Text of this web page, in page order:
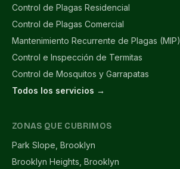
Control de Plagas Residencial
Control de Plagas Comercial
Mantenimiento Recurrente de Plagas (MIP)
Control e Inspección de Termitas
Control de Mosquitos y Garrapatas
Todos los servicios →
ZONAS QUE CUBRIMOS
Park Slope, Brooklyn
Brooklyn Heights, Brooklyn